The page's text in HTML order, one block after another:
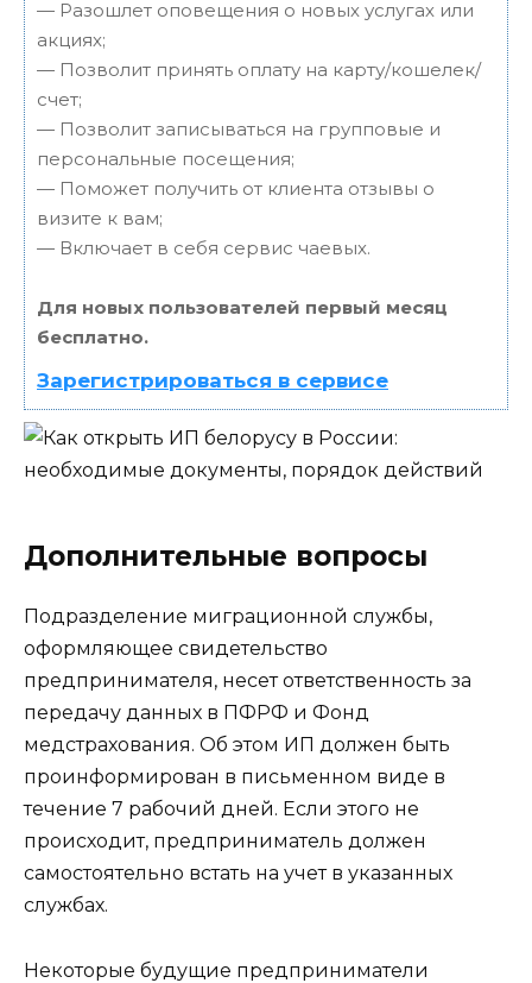
— Разошлет оповещения о новых услугах или
акциях;
— Позволит принять оплату на карту/кошелек/
счет;
— Позволит записываться на групповые и
персональные посещения;
— Поможет получить от клиента отзывы о
визите к вам;
— Включает в себя сервис чаевых.
Для новых пользователей первый месяц
бесплатно.
Зарегистрироваться в сервисе
Дополнительные вопросы
Подразделение миграционной службы,
оформляющее свидетельство
предпринимателя, несет ответственность за
передачу данных в ПФРФ и Фонд
медстрахования. Об этом ИП должен быть
проинформирован в письменном виде в
течение 7 рабочий дней. Если этого не
происходит, предприниматель должен
самостоятельно встать на учет в указанных
службах.
Некоторые будущие предприниматели